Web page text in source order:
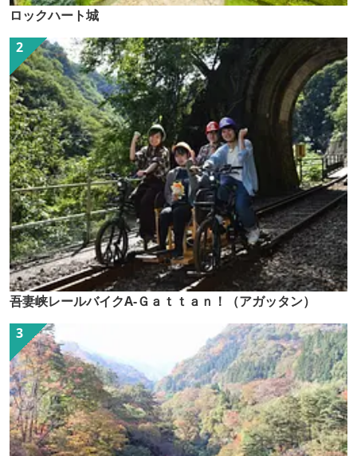
ロックハート城
吾妻峡レールバイクA-Ｇａｔｔａｎ！（アガッタン）